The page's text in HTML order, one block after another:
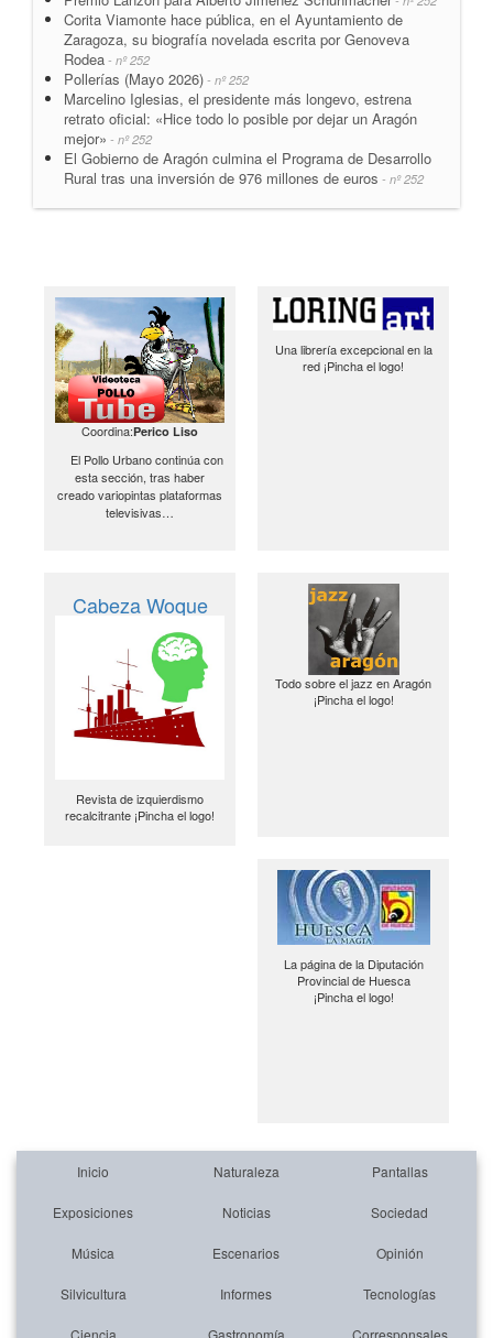
Corita Viamonte hace pública, en el Ayuntamiento de
Zaragoza, su biografía novelada escrita por Genoveva
Rodea - nº 252
Pollerías (Mayo 2026) - nº 252
Marcelino Iglesias, el presidente más longevo, estrena
retrato oficial: «Hice todo lo posible por dejar un Aragón
mejor» - nº 252
El Gobierno de Aragón culmina el Programa de Desarrollo
Rural tras una inversión de 976 millones de euros - nº 252
Coordina:Perico Liso
El Pollo Urbano continúa con
esta sección, tras haber
creado variopintas plataformas
televisivas…
Una librería excepcional en la
red ¡Pincha el logo!
Cabeza Woque
Revista de izquierdismo
recalcitrante ¡Pincha el logo!
Todo sobre el jazz en Aragón
¡Pincha el logo!
La página de la Diputación
Provincial de Huesca
¡Pincha el logo!
Inicio Naturaleza Pantallas
Exposiciones Noticias Sociedad
Música Escenarios Opinión
Silvicultura Informes Tecnologías
Ciencia Gastronomía Corresponsales